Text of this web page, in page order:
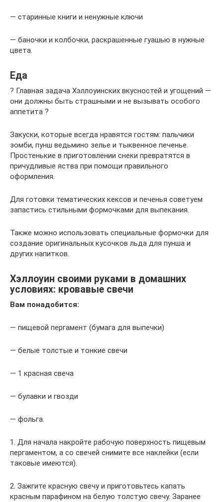
— старинные книги и ненужные ключи
— баночки и колбочки, раскрашенные гуашью в нужные
цвета.
Еда
? Главная задача Хэллоуинских вкусностей и угощений —
они должны быть страшными и не вызывать особого
аппетита ?
Закуски, которые всегда нравятся гостям: пальчики
зомби, пунш ведьмино зелье и тыквенное печенье.
Простенькие в приготовлении снеки превратятся в
причудливые яства при помощи правильного
оформления.
Для готовки тематических кексов и печенья советуем
запастись стильными формочками для выпекания.
Также можно использовать специальные формочки для
создание оригинальных кусочков льда для пунша и
других напитков.
Хэллоуин своими руками в домашних
условиях: кровавые свечи
Вам понадобится:
— пищевой пергамент (бумага для выпечки)
— белые толстые и тонкие свечи
— 1 красная свеча
— булавки и гвозди
— фольга.
1. Для начала накройте рабочую поверхность пищевым
пергаментом, а со свечей снимите все наклейки (если
таковые имеются).
2. Зажгите красную свечу и приготовьтесь капать
красным парафином на белую толстую свечу. Заранее